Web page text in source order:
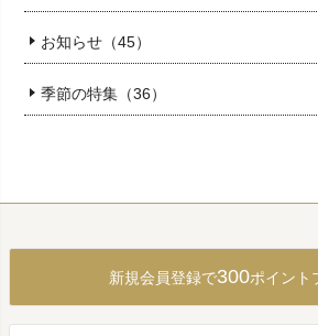
お知らせ（45）
季節の特集（36）
新規会員登録で300ポイント